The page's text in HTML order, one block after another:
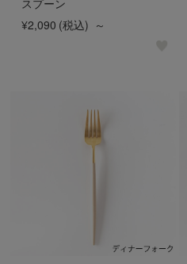
¥2,090 (税込) ～